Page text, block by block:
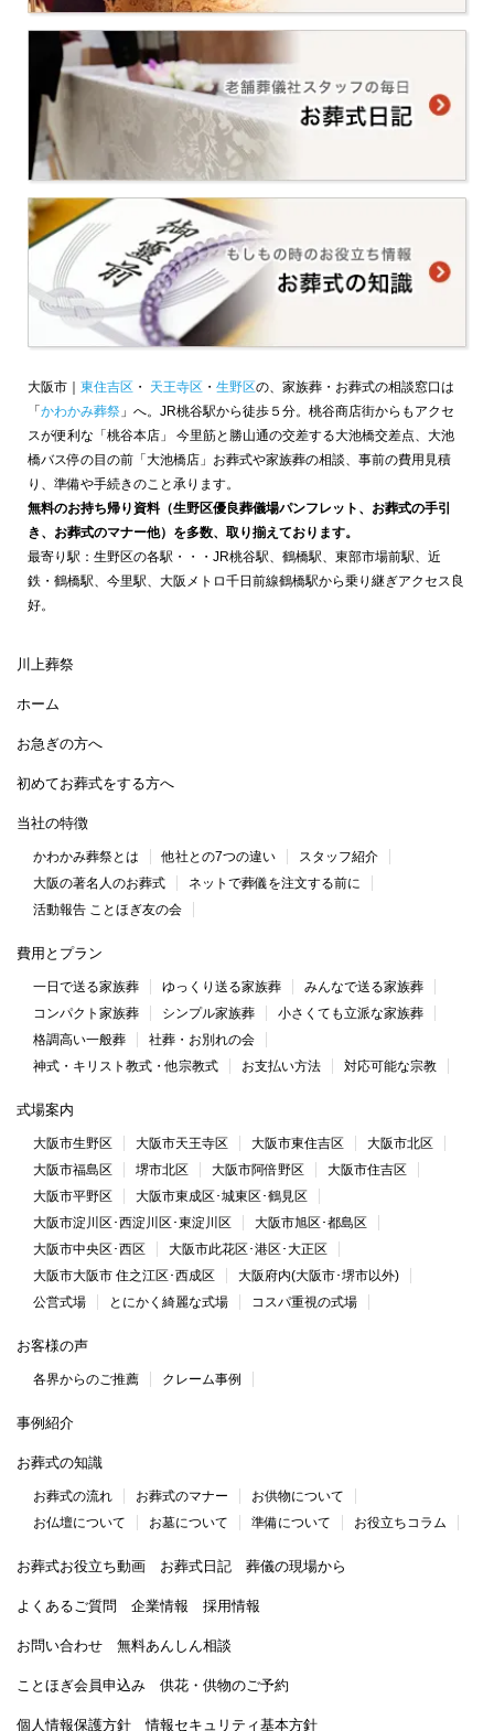
大阪市｜ 東住吉区 ・ 天王寺区 ・ 生野区の、家族葬・お葬式の相談窓口は
「かわかみ葬祭 」へ。JR桃谷駅から徒歩５分。桃谷商店街からもアクセ
スが便利な「桃谷本店」 今里筋と勝山通の交差する大池橋交差点、大池
橋バス停の目の前「大池橋店」お葬式や家族葬の相談、事前の費用見積
り、準備や手続きのこと承ります。
無料のお持ち帰り資料（生野区優良葬儀場パンフレット、お葬式の手引
き、お葬式のマナー他）を多数、取り揃えております。
最寄り駅：生野区の各駅・・・JR桃谷駅、鶴橋駅、東部市場前駅、近
鉄・鶴橋駅、今里駅、大阪メトロ千日前線鶴橋駅から乗り継ぎアクセス良
好。
川上葬祭
ホーム
お急ぎの方へ
初めてお葬式をする方へ
当社の特徴
かわかみ葬祭とは 他社との7つの違い
スタッフ紹介
大阪の著名人のお葬式
ネットで葬儀を注文する前に
活動報告 ことほぎ友の会
費用とプラン
一日で送る家族葬 ゆっくり送る家族葬
みんなで送る家族葬
コンパクト家族葬
シンプル家族葬
小さくても立派な家族葬
格調高い一般葬
社葬・お別れの会
神式・キリスト教式・他宗教式
お支払い方法 対応可能な宗教
式場案内
大阪市生野区 大阪市天王寺区 大阪市東住吉区
大阪市北区
大阪市福島区
堺市北区 大阪市阿倍野区
大阪市住吉区
大阪市平野区
大阪市東成区･城東区･鶴見区
大阪市淀川区･西淀川区･東淀川区
大阪市旭区･都島区
大阪市中央区･西区
大阪市此花区･港区･大正区
大阪市大阪市 住之江区･西成区
大阪府内(大阪市･堺市以外)
公営式場
とにかく綺麗な式場 コスパ重視の式場
お客様の声
各界からのご推薦 クレーム事例
事例紹介
お葬式の知識
お葬式の流れ お葬式のマナー
お供物について
お仏壇について
お墓について 準備について お役立ちコラム
お葬式お役立ち動画 お葬式日記 葬儀の現場から
よくあるご質問 企業情報 採用情報
お問い合わせ 無料あんしん相談
ことほぎ会員申込み 供花・供物のご予約
個人情報保護方針 情報セキュリティ基本方針